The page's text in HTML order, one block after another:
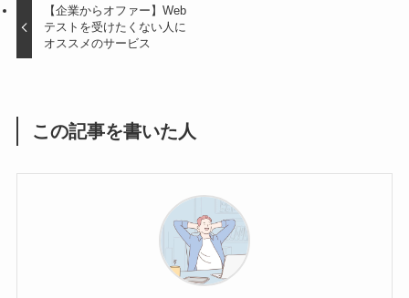
【企業からオファー】Web
テストを受けたくない人に
オススメのサービス
この記事を書いた人